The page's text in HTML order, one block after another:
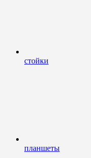
стойки
планшеты